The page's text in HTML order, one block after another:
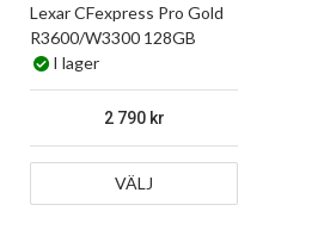
Lexar CFexpress Pro Gold
R3600/W3300 128GB
I lager
2 790
VÄLJ